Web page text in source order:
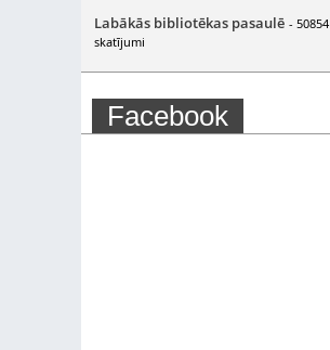
Labākās bibliotēkas pasaulē - 50854
skatījumi
Facebook